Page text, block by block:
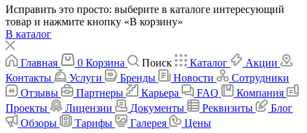
Исправить это просто: выберите в каталоге интересующий
товар и нажмите кнопку «В корзину»
В каталог
Главная 0 Корзина Поиск Каталог
Акции
Контакты
Услуги Бренды Новости
Сотрудники
Отзывы
Партнеры Карьера FAQ
Компания
Проекты
Лицензии Документы Реквизиты
Блог
Обзоры
Тарифы Галерея Цены